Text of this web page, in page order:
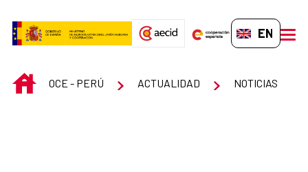
EN-GB
INICIOOCE - PERÚ ACTUALIDAD NOTICIAS